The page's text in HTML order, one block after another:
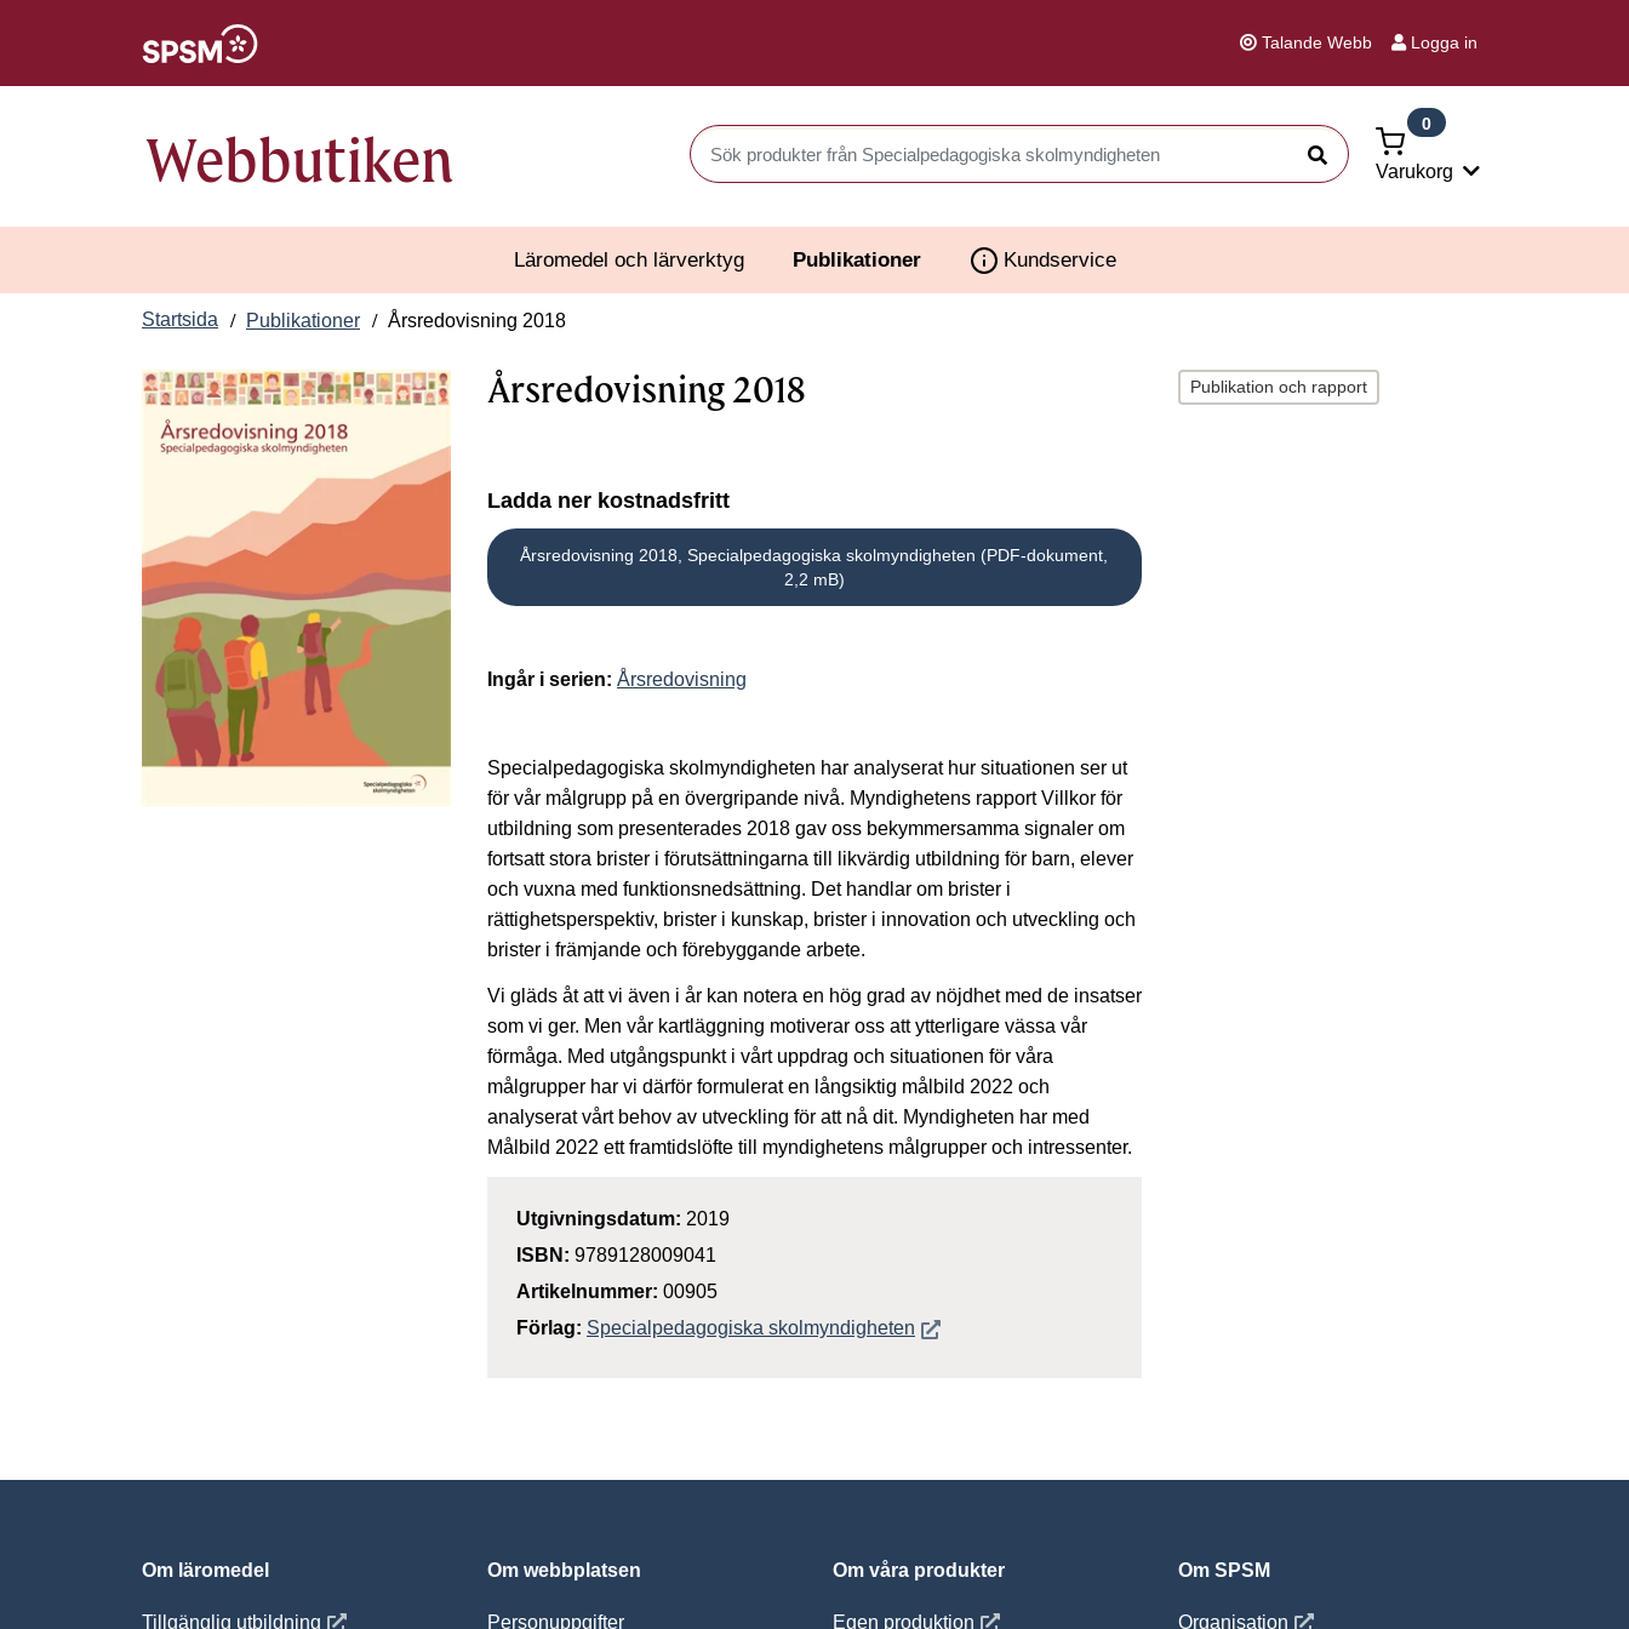
Talande Webb Logga in
Webbutiken Sök produkter i Webbutiken
Sök
Varukorg
0
Läromedel och lärverktyg Publikationer Kundservice
Startsida Publikationer Årsredovisning 2018
Årsredovisning 2018
Ladda ner kostnadsfritt
Årsredovisning 2018, Specialpedagogiska skolmyndigheten (PDF-dokument,
2,2 mB)
Ingår i serien: Årsredovisning
Specialpedagogiska skolmyndigheten har analyserat hur situationen ser ut
för vår målgrupp på en övergripande nivå. Myndighetens rapport Villkor för
utbildning som presenterades 2018 gav oss bekymmersamma signaler om
fortsatt stora brister i förutsättningarna till likvärdig utbildning för barn, elever
och vuxna med funktionsnedsättning. Det handlar om brister i
rättighetsperspektiv, brister i kunskap, brister i innovation och utveckling och
brister i främjande och förebyggande arbete.
Vi gläds åt att vi även i år kan notera en hög grad av nöjdhet med de insatser
som vi ger. Men vår kartläggning motiverar oss att ytterligare vässa vår
förmåga. Med utgångspunkt i vårt uppdrag och situationen för våra
målgrupper har vi därför formulerat en långsiktig målbild 2022 och
analyserat vårt behov av utveckling för att nå dit. Myndigheten har med
Målbild 2022 ett framtidslöfte till myndighetens målgrupper och intressenter.
Utgivningsdatum: 2019
ISBN: 9789128009041
Artikelnummer: 00905
Förlag: Specialpedagogiska skolmyndighetenÖppnas i nytt fönster
Publikation och rapport
Om läromedel
Tillgänglig utbildning Öppnas i nytt fönster
Om webbplatsen
Personuppgifter
Om våra produkter
Egen produktion Öppnas i nytt fönster
Om SPSM
Organisation Öppnas i nytt fönster